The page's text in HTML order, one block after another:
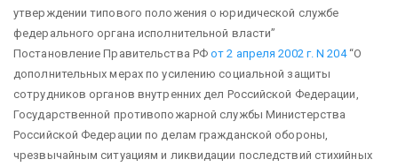
утверждении типового положения о юридической службе
федерального органа исполнительной власти”
Постановление Правительства РФот 2 апреля 2002 г. N 204“О
дополнительных мерах по усилению социальной защиты
сотрудников органов внутренних дел Российской Федерации,
Государственной противопожарной службы Министерства
Российской Федерации по делам гражданской обороны,
чрезвычайным ситуациям и ликвидации последствий стихийных